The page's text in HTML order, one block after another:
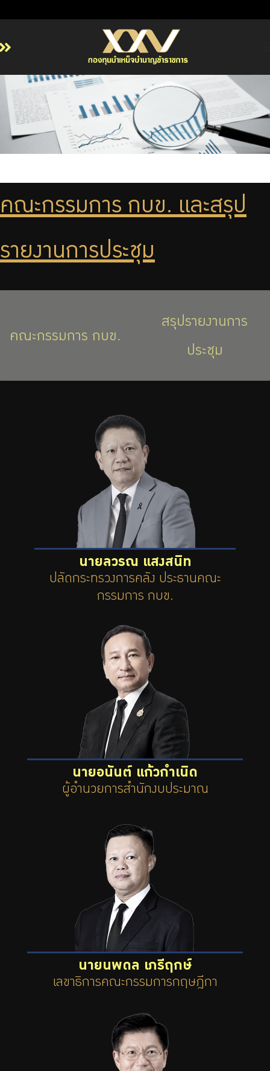
หน้าหลัก
เกี่ยวกับ กบข.
บริการสมาชิก
รายงานผลการดำเนินงาน
จัดซื้อจัดจ้าง
คณะกรรมการ กบข. และสรุป
รายงานการประชุม
คณะกรรมการ กบข.
สรุปรายงานการ
ประชุม
นายลวรณ แสงสนิท
ปลัดกระทรวงการคลัง ประธานคณะ
กรรมการ กบข.
นายอนันต์ แก้วกำเนิด
ผู้อำนวยการสำนักงบประมาณ
นายนพดล เภรีฤกษ์
เลขาธิการคณะกรรมการกฤษฎีกา